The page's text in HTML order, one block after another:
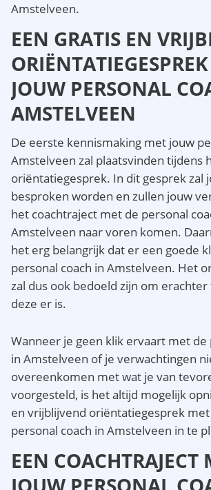
Amstelveen.
EEN GRATIS EN
JOUW PERSONAL
AMSTELVEEN
De eerste kennismaking met jouw
Amstelveen zal plaatsvinden tijdens
oriëntatiegesprek. In dit gesprek zal
besproken worden en zullen jouw
het coachtraject met de personal
Amstelveen naar voren komen.
het erg belangrijk dat er een goede
personal coach in Amstelveen. Het
zal dus ook bedoeld zijn om
deze er is.
Wanneer je geen klik ervaart met de
in Amstelveen of je verwachtingen
overeenkomen met wat je van
voorgesteld, is het altijd mogelijk
en vrijblijvend oriëntatiegesprek
personal coach in Amstelveen in te
EEN COACHTRAJECT